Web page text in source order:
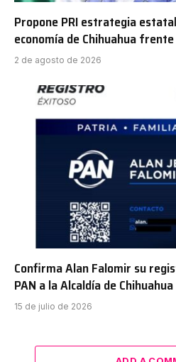
Propone PRI estrategia
economía de Chihuahua frente
2 de agosto de 2026
Confirma Alan Falomir su
PAN a la Alcaldía de Chihuahua
15 de julio de 2026